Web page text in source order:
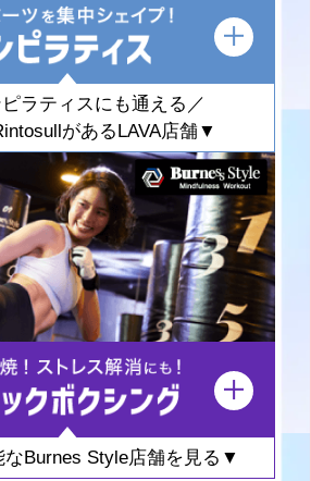
ラティスにも通える／
があるLAVA店舗▼
Burnes Style店舗を見る▼